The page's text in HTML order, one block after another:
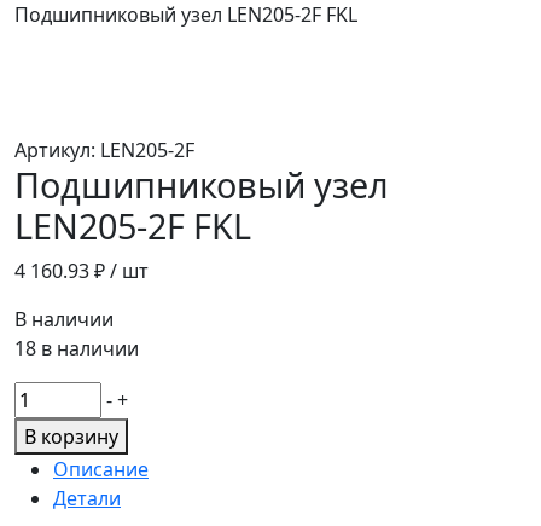
Подшипниковый узел LEN205-2F FKL
Артикул: LEN205-2F
Подшипниковый узел
LEN205-2F FKL
4 160.93₽ / шт
В наличии
18 в наличии
Количество
товара
Подшипниковый
узел
LEN205-
-+
В корзину
Описание
Детали